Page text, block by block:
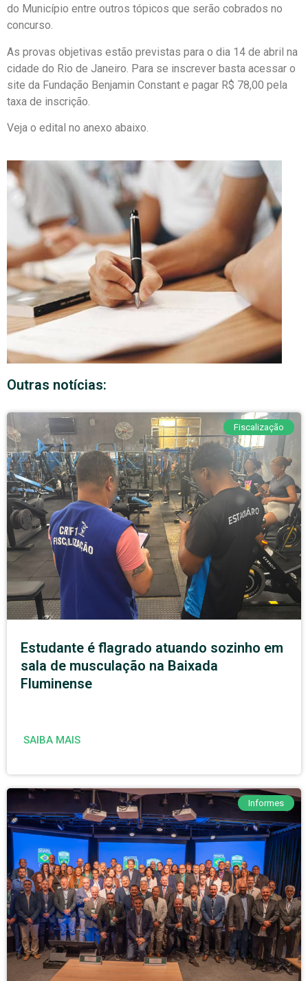
do Município entre outros tópicos que serão cobrados no
concurso.
As provas objetivas estão previstas para o dia 14 de abril na
cidade do Rio de Janeiro. Para se inscrever basta acessar o
site da Fundação Benjamin Constant e pagar R$ 78,00 pela
taxa de inscrição.
Veja o edital no anexo abaixo.
Outras notícias:
Fiscalização
Estudante é flagrado atuando sozinho em
sala de musculação na Baixada
Fluminense
SAIBA MAIS
Informes